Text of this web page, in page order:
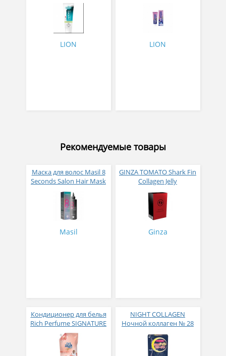
профилактики болезней
десен с ароматом трав
130гр
LION
профилактическая
зубная паста для
LION
Рекомендуемые товары
Маска для волос Masil 8
Seconds Salon Hair Mask
200 мл
Masil
GINZA TOMATO Shark Fin
Collagen Jelly
Коллагеновое желе из
плавников голубой
акулы со вкусом манго
№ 14
Ginza
Кондиционер для белья
Rich Perfume SIGNATURE
парфюмированный
супер-концентрат с
ароматом Фиеста 1,6 л
NIGHT COLLAGEN
Ночной коллаген № 28